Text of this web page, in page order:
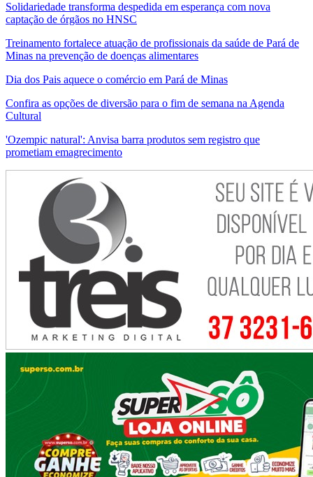
Solidariedade transforma despedida em esperança com nova
captação de órgãos no HNSC
Treinamento fortalece atuação de profissionais da saúde de Pará de
Minas na prevenção de doenças alimentares
Dia dos Pais aquece o comércio em Pará de Minas
Confira as opções de diversão para o fim de semana na Agenda
Cultural
'Ozempic natural': Anvisa barra produtos sem registro que
prometiam emagrecimento